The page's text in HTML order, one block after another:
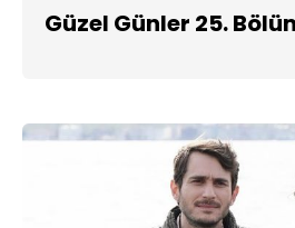
Güzel Günler 25.